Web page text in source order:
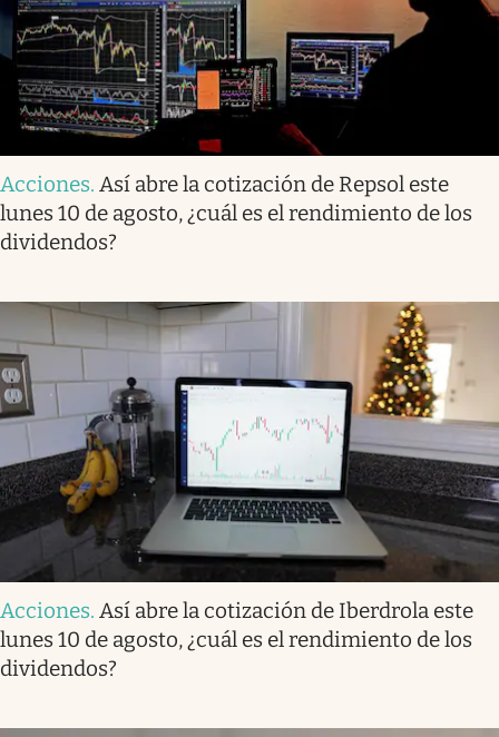
Acciones. Así abre la cotización de Repsol este
lunes 10 de agosto, ¿cuál es el rendimiento de los
dividendos?
Acciones. Así abre la cotización de Iberdrola este
lunes 10 de agosto, ¿cuál es el rendimiento de los
dividendos?